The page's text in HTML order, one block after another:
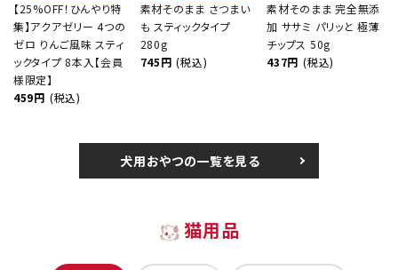
【25%OFF！ひんやり特
集】アクアゼリー 4つの
ゼロ りんご風味 スティ
ックタイプ 8本入【会員
様限定】
459円 (税込)
素材そのまま さつまい
も スティックタイプ
280g
745円 (税込)
素材そのまま 完全無添
加 ササミ パリッと 極薄
チップス 50g
437円 (税込)
犬用おやつの一覧を見る
猫用品